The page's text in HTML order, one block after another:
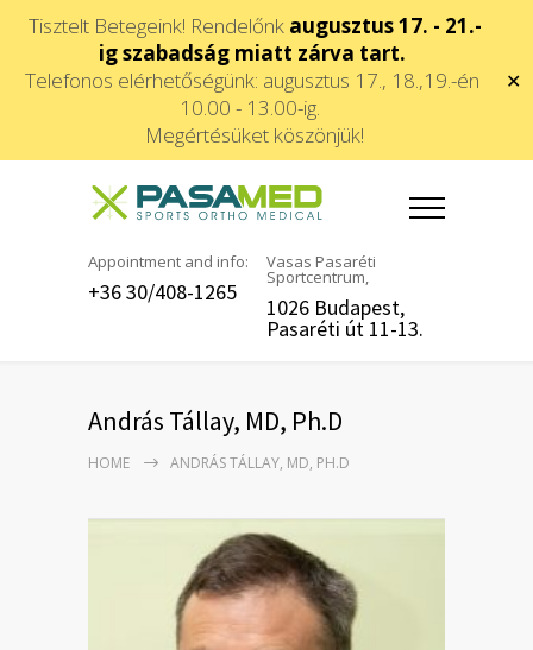
Tisztelt Betegeink! Rendelőnk augusztus 17. - 21.-
ig szabadság miatt zárva tart.
Telefonos elérhetőségünk: augusztus 17., 18.,19.-én
10.00 - 13.00-ig.
Megértésüket köszönjük!
✕
Appointment and info:
+36 30/408-1265
Vasas Pasaréti
Sportcentrum,
1026 Budapest,
Pasaréti út 11-13.
András Tállay, MD, Ph.D
HOME ANDRÁS TÁLLAY, MD, PH.D